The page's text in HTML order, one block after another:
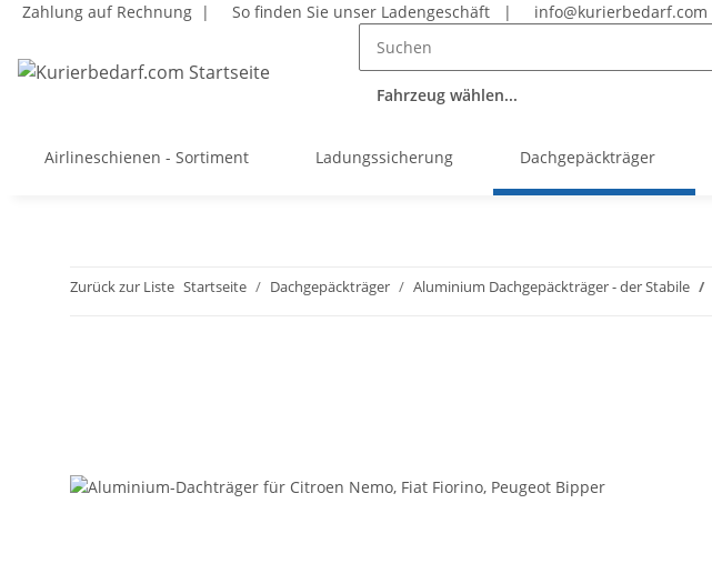
Zahlung auf Rechnung | So finden Sie unser Ladengeschäft | info@kurierbedarf.com
Fahrzeug wählen...
Airlineschienen - Sortiment Ladungssicherung Dachgepäckträger
Zurück zur Liste Startseite Dachgepäckträger Aluminium Dachgepäckträger - der Stabile